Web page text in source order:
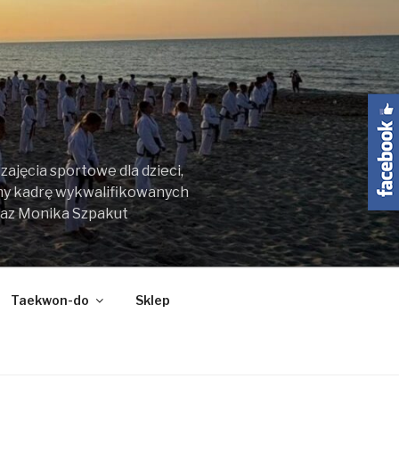
sportowe dla dzieci,
kadrę wykwalifikowanych
Monika Szpakut
Taekwon-do Sklep